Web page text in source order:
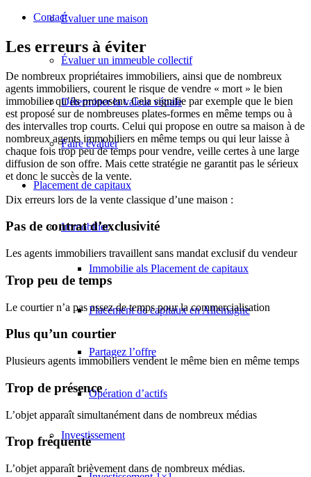
Évaluer une maison
Évaluer un immeuble collectif
Déterminer la valeur vénale
Faire évaluer
Placement de capitaux
Immobilier
Immobilie als Placement de capitaux
Placement de capitaux en Allemagne
Partagez l’offre
Opération d’actifs
Investissement
Contact
Les erreurs à éviter
De nombreux propriétaires immobiliers, ainsi que de nombreux
agents immobiliers, courent le risque de vendre « mort » le bien
immobilier qu’ils proposent. Cela signifie par exemple que le bien
est proposé sur de nombreuses plates-formes en même temps ou à
des intervalles trop courts. Celui qui propose en outre sa maison à de
nombreux agents immobiliers en même temps ou qui leur laisse à
chaque fois trop peu de temps pour vendre, veille certes à une large
diffusion de son offre. Mais cette stratégie ne garantit pas le sérieux
et donc le succès de la vente.
Dix erreurs lors de la vente classique d’une maison :
Pas de contrat d’exclusivité
Les agents immobiliers travaillent sans mandat exclusif du vendeur
Trop peu de temps
Le courtier n’a pas assez de temps pour la commercialisation
Plus qu’un courtier
Plusieurs agents immobiliers vendent le même bien en même temps
Trop de présence
L’objet apparaît simultanément dans de nombreux médias
Trop fréquenté
L’objet apparaît brièvement dans de nombreux médias.